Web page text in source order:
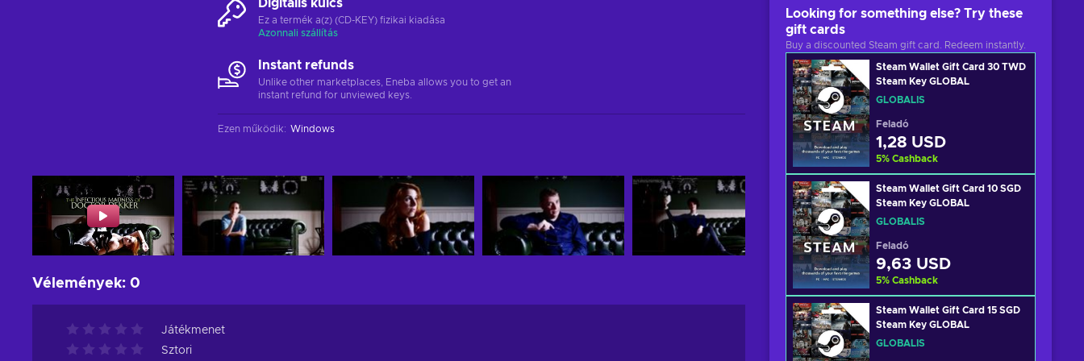
Looking for something else? Try these
gift cards
Buy a discounted Steam gift card. Redeem instantly.
Steam Wallet Gift Card 30 TWD
Steam Key GLOBAL
GLOBÁLIS
Feladó
1,28 USD
5% Cashback
Steam Wallet Gift Card 10 SGD
Steam Key GLOBAL
GLOBÁLIS
Feladó
9,63 USD
5% Cashback
Steam Wallet Gift Card 15 SGD
Steam Key GLOBAL
GLOBÁLIS
Digitális kulcs
Ez a termék a(z) (CD-KEY) fizikai kiadása
Azonnali szállítás
Instant refunds
Unlike other marketplaces, Eneba allows you to get an
instant refund for unviewed keys.
Ezen működik: Windows
Vélemények: 0
Játékmenet
Sztori